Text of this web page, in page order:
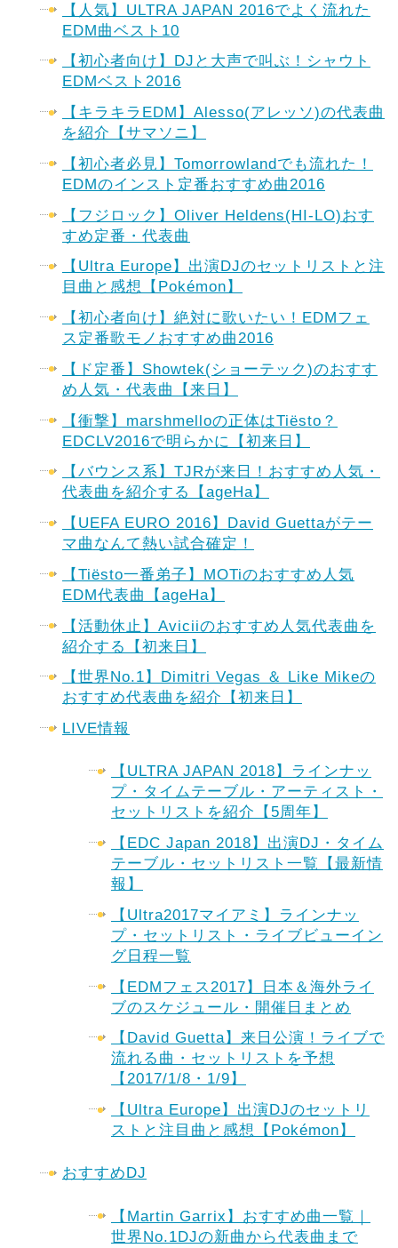
【人気】ULTRA JAPAN 2016でよく流れた
EDM曲ベスト10
【初心者向け】DJと大声で叫ぶ！シャウト
EDMベスト2016
【キラキラEDM】Alesso(アレッソ)の代表曲
を紹介【サマソニ】
【初心者必見】Tomorrowlandでも流れた！
EDMのインスト定番おすすめ曲2016
【フジロック】Oliver Heldens(HI-LO)おす
すめ定番・代表曲
【Ultra Europe】出演DJのセットリストと注
目曲と感想【Pokémon】
【初心者向け】絶対に歌いたい！EDMフェ
ス定番歌モノおすすめ曲2016
【ド定番】Showtek(ショーテック)のおすす
め人気・代表曲【来日】
【衝撃】marshmelloの正体はTiësto？
EDCLV2016で明らかに【初来日】
【バウンス系】TJRが来日！おすすめ人気・
代表曲を紹介する【ageHa】
【UEFA EURO 2016】David Guettaがテー
マ曲なんて熱い試合確定！
【Tiësto一番弟子】MOTiのおすすめ人気
EDM代表曲【ageHa】
【活動休止】Aviciiのおすすめ人気代表曲を
紹介する【初来日】
【世界No.1】Dimitri Vegas ＆ Like Mikeの
おすすめ代表曲を紹介【初来日】
LIVE情報
【ULTRA JAPAN 2018】ラインナッ
プ・タイムテーブル・アーティスト・
セットリストを紹介【5周年】
【EDC Japan 2018】出演DJ・タイム
テーブル・セットリスト一覧【最新情
報】
【Ultra2017マイアミ】ラインナッ
プ・セットリスト・ライブビューイン
グ日程一覧
【EDMフェス2017】日本＆海外ライ
ブのスケジュール・開催日まとめ
【David Guetta】来日公演！ライブで
流れる曲・セットリストを予想
【2017/1/8・1/9】
【Ultra Europe】出演DJのセットリ
ストと注目曲と感想【Pokémon】
おすすめDJ
【Martin Garrix】おすすめ曲一覧｜
世界No.1DJの新曲から代表曲まで